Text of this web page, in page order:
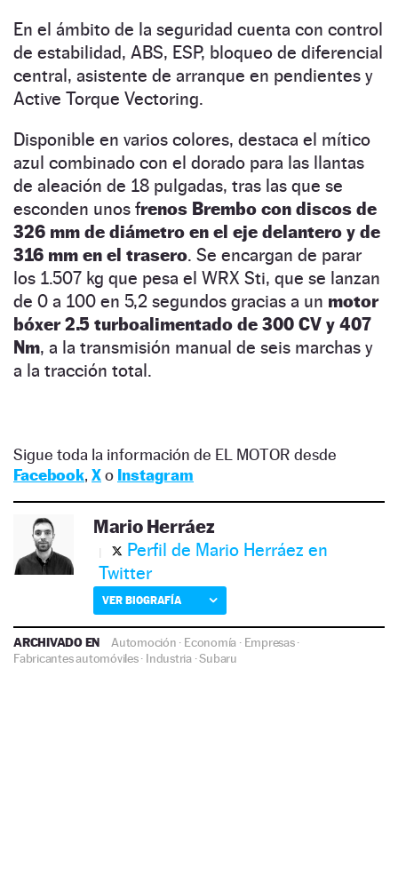
En el ámbito de la seguridad cuenta con control
de estabilidad, ABS, ESP, bloqueo de diferencial
central, asistente de arranque en pendientes y
Active Torque Vectoring.
Disponible en varios colores, destaca el mítico
azul combinado con el dorado para las llantas
de aleación de 18 pulgadas, tras las que se
esconden unos frenos Brembo con discos de
326 mm de diámetro en el eje delantero y de
316 mm en el trasero. Se encargan de parar
los 1.507 kg que pesa el WRX Sti, que se lanzan
de 0 a 100 en 5,2 segundos gracias a un motor
bóxer 2.5 turboalimentado de 300 CV y 407
Nm, a la transmisión manual de seis marchas y
a la tracción total.
Sigue toda la información de EL MOTOR desde
Facebook, Xo Instagram
Mario Herráez
Perfil de Mario Herráez en
Twitter
VER BIOGRAFÍA
ARCHIVADO EN Automoción · Economía · Empresas·
Fabricantes automóviles· Industria·Subaru